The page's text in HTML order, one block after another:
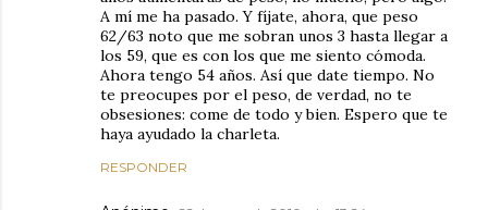
A mí me ha pasado. Y fíjate, ahora, que peso
62/63 noto que me sobran unos 3 hasta llegar a
los 59, que es con los que me siento cómoda.
Ahora tengo 54 años. Así que date tiempo. No
te preocupes por el peso, de verdad, no te
obsesiones: come de todo y bien. Espero que te
haya ayudado la charleta.
RESPONDER